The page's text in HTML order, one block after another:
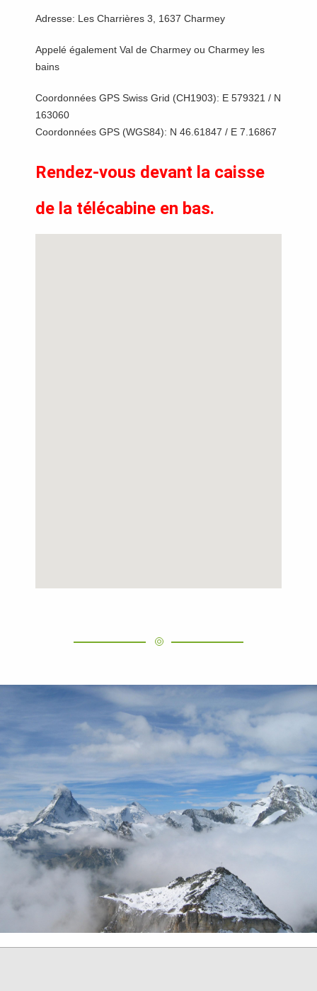
Adresse: Les Charrières 3, 1637 Charmey
Appelé également Val de Charmey ou Charmey les
bains
Coordonnées GPS Swiss Grid (CH1903): E 579321 / N
163060
Coordonnées GPS (WGS84): N 46.61847 / E 7.16867
Rendez-vous devant la caisse
de la télécabine en bas.